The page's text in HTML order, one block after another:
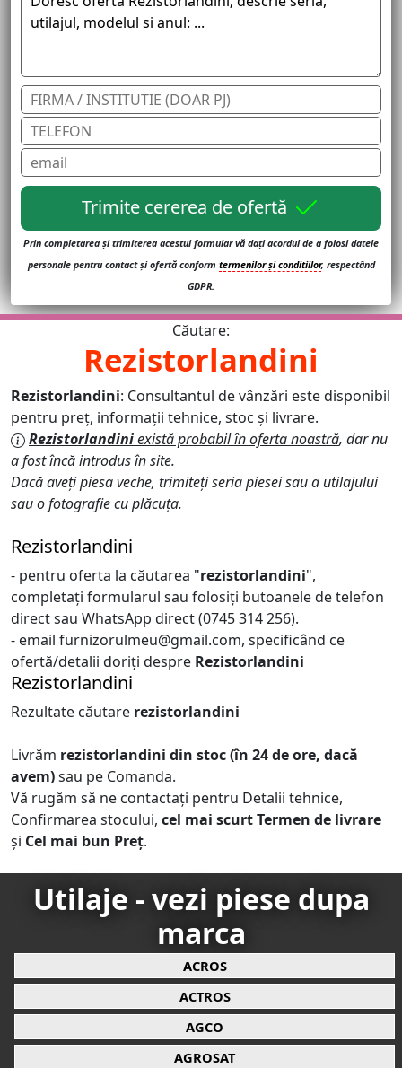
Trimite cererea de ofertă
Prin completarea și trimiterea acestui formular vă dați acordul de a folosi datele
personale pentru contact și ofertă conform termenilor și conditiilor, respectând
GDPR.
Căutare:
Rezistorlandini
Rezistorlandini: Consultantul de vânzări este disponibil
pentru preț, informații tehnice, stoc și livrare.
Rezistorlandiniexistă probabil în oferta noastră, dar nu
a fost încă introdus în site.
Dacă aveți piesa veche, trimiteți seria piesei sau a utilajului
sau o fotografie cu plăcuța.
Rezistorlandini
- pentru oferta la căutarea "rezistorlandini",
completați formularul sau folosiți butoanele de telefon
direct sau WhatsApp direct (0745 314 256).
- email furnizorulmeu@gmail.com, specificând ce
ofertă/detalii doriți despre Rezistorlandini
Rezistorlandini
Rezultate căutare rezistorlandini
Livrăm rezistorlandini din stoc (în 24 de ore, dacă
avem)sau pe Comanda.
Vă rugăm să ne contactați pentru Detalii tehnice,
Confirmarea stocului, cel mai scurt Termen de livrare
și Cel mai bun Preț.
Utilaje - vezi piese dupa
marca
ACROS
ACTROS
AGCO
AGROSAT